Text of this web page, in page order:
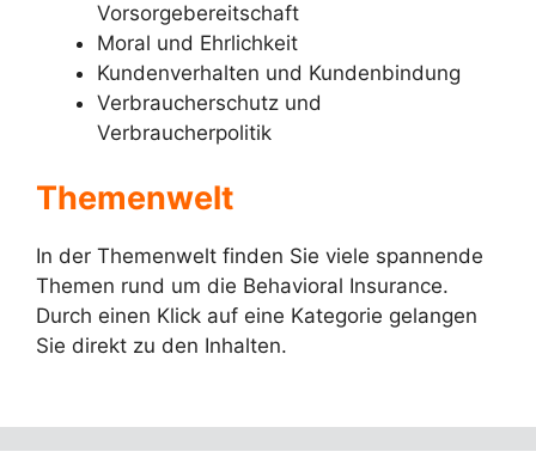
Vorsorgebereitschaft
Moral und Ehrlichkeit
Kundenverhalten und Kundenbindung
Verbraucherschutz und
Verbraucherpolitik
Themenwelt
In der Themenwelt finden Sie viele spannende
Themen rund um die Behavioral Insurance.
Durch einen Klick auf eine Kategorie gelangen
Sie direkt zu den Inhalten.